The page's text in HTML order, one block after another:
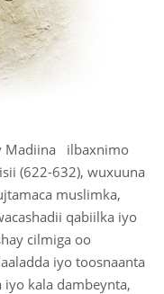
Madiina ilbaxnimo
(622-632), wuxuuna
muslimka,
qabiilka iyo
cilmiga oo
iyo toosnaanta
kala dambeynta,